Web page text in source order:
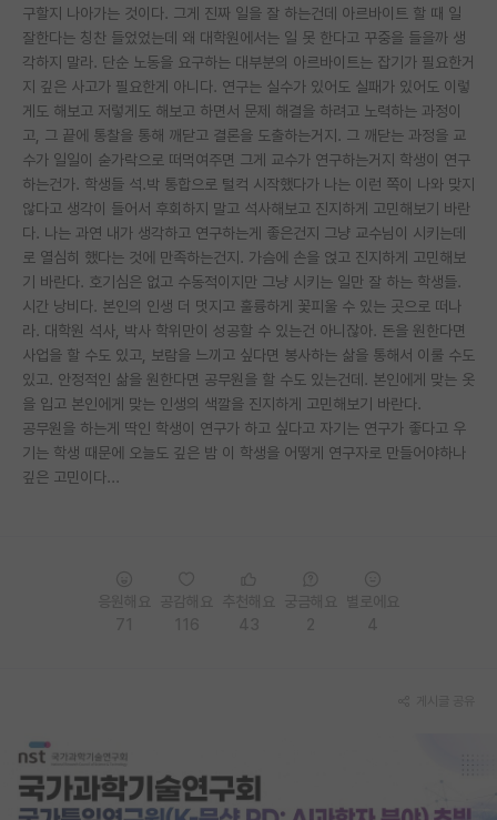
연구실(PI) 홍보 게시판
석박사 채용 정보 게시판
임용 정보 게시판
학부 인턴 게시판
취업 게시판
임용 후기 게시판
PI 전용 게시판
인문사회 계열 게시판
특수/전문대학원 게시판
반도체/AI 게시판
장학금/장학생 게시판
재팬라운지 🌸
구할지 나아가는 것이다. 그게 진짜 일을 잘 하는건데 아르바이트 할 때 일
잘한다는 칭찬 들었었는데 왜 대학원에서는 일 못 한다고 꾸중을 들을까 생
각하지 말라. 단순 노동을 요구하는 대부분의 아르바이트는 잡기가 필요한거
지 깊은 사고가 필요한게 아니다. 연구는 실수가 있어도 실패가 있어도 이렇
게도 해보고 저렇게도 해보고 하면서 문제 해결을 하려고 노력하는 과정이
고, 그 끝에 통찰을 통해 깨닫고 결론을 도출하는거지. 그 깨닫는 과정을 교
수가 일일이 숟가락으로 떠먹여주면 그게 교수가 연구하는거지 학생이 연구
하는건가. 학생들 석.박 통합으로 털컥 시작했다가 나는 이런 쪽이 나와 맞지
않다고 생각이 들어서 후회하지 말고 석사해보고 진지하게 고민해보기 바란
다. 나는 과연 내가 생각하고 연구하는게 좋은건지 그냥 교수님이 시키는데
로 열심히 했다는 것에 만족하는건지. 가슴에 손을 얹고 진지하게 고민해보
기 바란다. 호기심은 없고 수동적이지만 그냥 시키는 일만 잘 하는 학생들.
시간 낭비다. 본인의 인생 더 멋지고 훌륭하게 꽃피울 수 있는 곳으로 떠나
라. 대학원 석사, 박사 학위만이 성공할 수 있는건 아니잖아. 돈을 원한다면
사업을 할 수도 있고, 보람을 느끼고 싶다면 봉사하는 삶을 통해서 이룰 수도
있고. 안정적인 삶을 원한다면 공무원을 할 수도 있는건데. 본인에게 맞는 옷
을 입고 본인에게 맞는 인생의 색깔을 진지하게 고민해보기 바란다.
공무원을 하는게 딱인 학생이 연구가 하고 싶다고 자기는 연구가 좋다고 우
기는 학생 때문에 오늘도 깊은 밤 이 학생을 어떻게 연구자로 만들어야하나
깊은 고민이다...